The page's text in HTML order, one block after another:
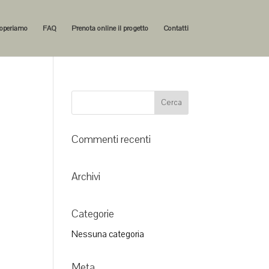
FAQ Prenota online il progetto Contatti
Commenti recenti
Archivi
Categorie
Nessuna categoria